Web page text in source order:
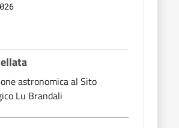
astronomica al Sito
Lu Brandali